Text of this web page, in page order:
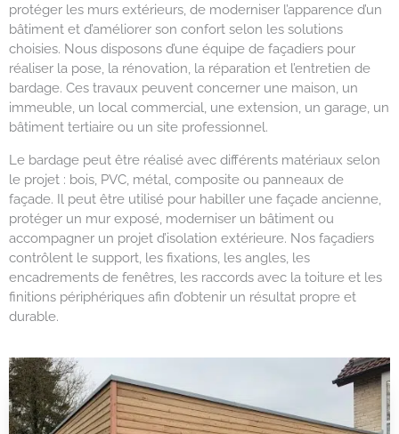
protéger les murs extérieurs, de moderniser l’apparence d’un
bâtiment et d’améliorer son confort selon les solutions
choisies. Nous disposons d’une équipe de façadiers pour
réaliser la pose, la rénovation, la réparation et l’entretien de
bardage. Ces travaux peuvent concerner une maison, un
immeuble, un local commercial, une extension, un garage, un
bâtiment tertiaire ou un site professionnel.
Le bardage peut être réalisé avec différents matériaux selon
le projet : bois, PVC, métal, composite ou panneaux de
façade. Il peut être utilisé pour habiller une façade ancienne,
protéger un mur exposé, moderniser un bâtiment ou
accompagner un projet d’isolation extérieure. Nos façadiers
contrôlent le support, les fixations, les angles, les
encadrements de fenêtres, les raccords avec la toiture et les
finitions périphériques afin d’obtenir un résultat propre et
durable.